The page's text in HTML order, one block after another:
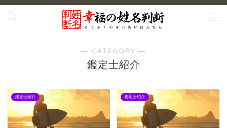
― CATEGORY ―
鑑定士紹介
鑑定士紹介 鑑定士紹介